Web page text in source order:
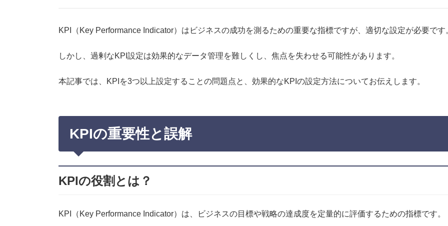
KPI（Key Performance Indicator）はビジネスの成功を測るための重要な指標ですが、適切な設定が必要です
しかし、過剰なKPI設定は効果的なデータ管理を難しくし、焦点を失わせる可能性があります。
本記事では、KPIを3つ以上設定することの問題点と、効果的なKPIの設定方法についてお伝えします。
KPIの重要性と誤解
KPIの役割とは？
KPI（Key Performance Indicator）は、ビジネスの目標や戦略の達成度を定量的に評価するための指標です。